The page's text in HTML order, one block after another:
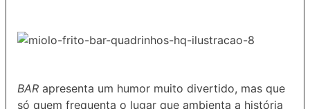
BAR apresenta um humor muito divertido, mas que
só quem frequenta o lugar que ambienta a história